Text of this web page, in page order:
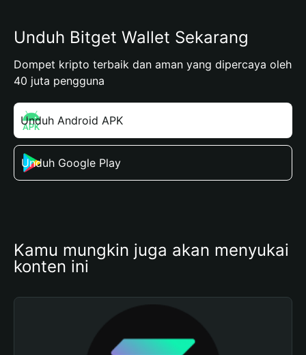
Unduh Bitget Wallet Sekarang
Dompet kripto terbaik dan aman yang dipercaya oleh
40 juta pengguna
Unduh Android APK
Unduh Google Play
Kamu mungkin juga akan menyukai
konten ini